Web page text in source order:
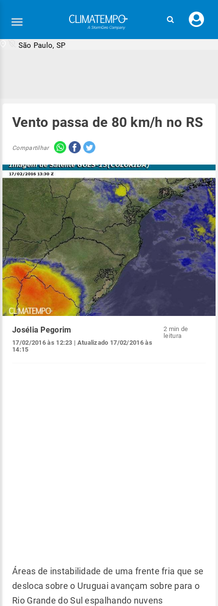
seu
São Paulo, SP
Vento passa de 80 km/h no RS
Compartilhar
Josélia Pegorim
17/02/2016 às 12:23 | Atualizado 17/02/2016 às
14:15
2 min de
leitura
Áreas de instabilidade de uma frente fria que se
desloca sobre o Uruguai avançam sobre para o
Rio Grande do Sul espalhando nuvens